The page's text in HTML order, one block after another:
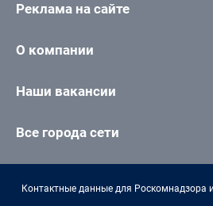
Реклама на сайте
О компании
Наши вакансии
Все города сети
Контактные данные для Роскомнадзора